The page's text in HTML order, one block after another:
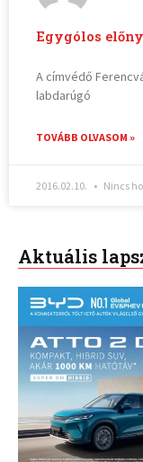
Egygólos
A címvédő
labdarúgó
TOVÁBB OLVASOM »
2016.02.10. Nincs
Aktuális